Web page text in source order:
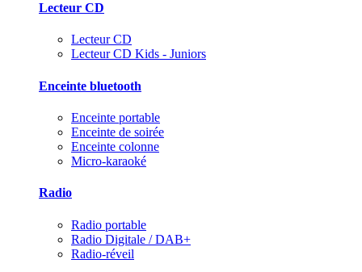
Lecteur CD
Lecteur CD
Lecteur CD Kids - Juniors
Enceinte bluetooth
Enceinte portable
Enceinte de soirée
Enceinte colonne
Micro-karaoké
Radio
Radio portable
Radio Digitale / DAB+
Radio-réveil